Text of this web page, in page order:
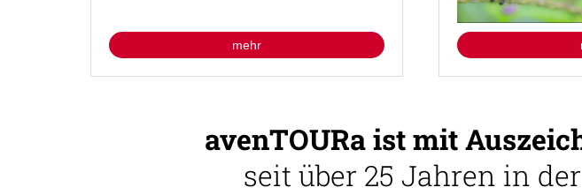
mehr
avenTOURa ist mit
seit über 25 Jahren in